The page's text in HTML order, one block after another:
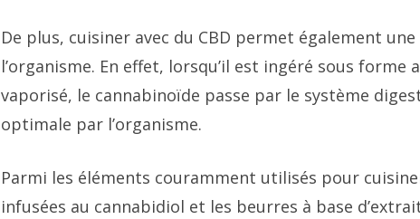
De plus, cuisiner avec du CBD permet également
l’organisme. En effet, lorsqu’il est ingéré sous
vaporisé, le cannabinoïde passe par le système
optimale par l’organisme.
Parmi les éléments couramment utilisés pour
infusées au cannabidiol et les beurres à base